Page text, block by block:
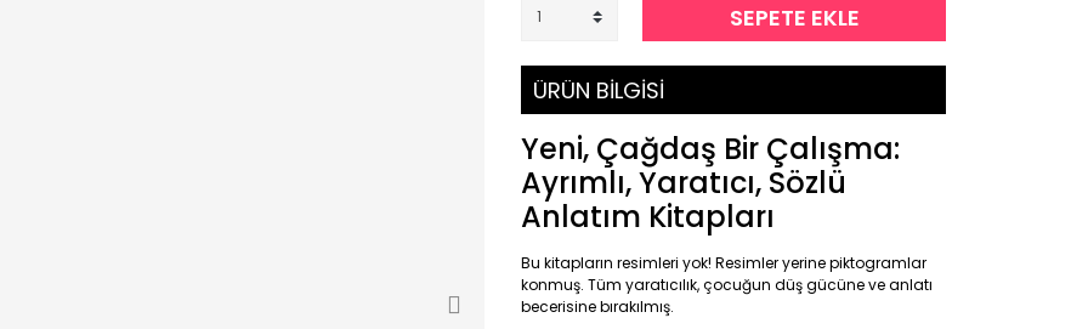
SEPETE EKLE
ÜRÜN BİLGİSİ
Yeni, Çağdaş Bir Çalışma:
Ayrımlı, Yaratıcı, Sözlü
Anlatım Kitapları
Bu kitapların resimleri yok! Resimler yerine piktogramlar
konmuş. Tüm yaratıcılık, çocuğun düş gücüne ve anlatı
becerisine bırakılmış.